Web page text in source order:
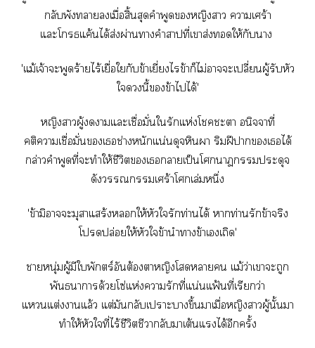
กลับพังาเมื่อสิ้นสุดคำพูดหญิงา าเศร้า
แะโแค้นได้ส่งผ่านาคำาที่เาส่งให้กับา
'แม้เจ้าะพูดร้ายไร้เยื่อใกับข้าเยี่ยงไข้าก็ไม่าะเปลี่ยนผู้รับหัว
ในี้ข้าไได้'
หญิงาผู้าแะเชื่อมั่นใรักแห่งโะา อนิจจาที่
คติาเชื่อมั่เช่างหนักแน่นดุจหินา ริมฝีาเได้
กล่าวคำพูดที่ะทำให้ชีวิตเาเป็นโาฎประดุจ
ดังเศร้าโศกเล่มหนึ่ง
'ข้ามิาะมุสาแสร้งให้หัวใรักท่านได้ าท่านรักข้าจริง
โปล่อยให้หัวใข้านำาข้าเเถิด'
าหนุ่มผู้มีใพักตร์อันต้องาหญิงโา แม้ว่าเาะถูก
พันธนาการด้วยโซ่แห่งารักที่แน่นแฟ้นที่เรียกว่า
แแต่งาแล้ว แต่มันกลับเาะาขึ้นาเมื่อหญิงาผู้นั้นมา
ทำให้หัวใที่ไร้ชีวิตชีวากลับาเต้นแได้อีกครั้ง